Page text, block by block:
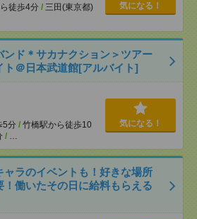
徒歩4分 / 三田(東京都)
気になる！
ンド＊サカナクション＞ツアー
ト＠日本武道館[アルバイト]
5分 / 竹橋駅から徒歩10
/ …
気になる！
ャラのイベントも！好きな場所
働いたその日に給料もらえる